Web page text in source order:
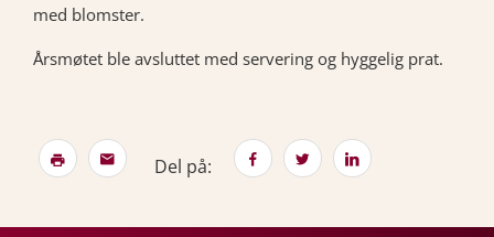
med blomster.
Årsmøtet ble avsluttet med servering og hyggelig prat.
Del på: